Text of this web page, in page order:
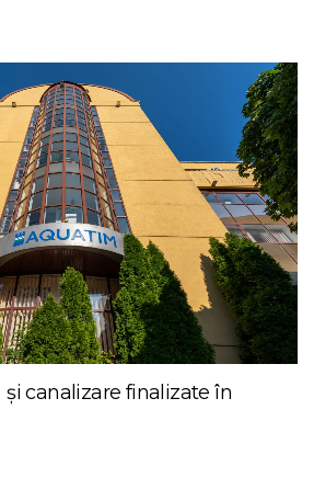
și canalizare finalizate în